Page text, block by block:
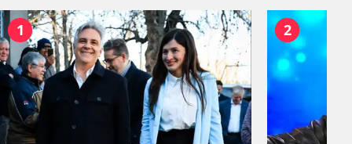
1 2